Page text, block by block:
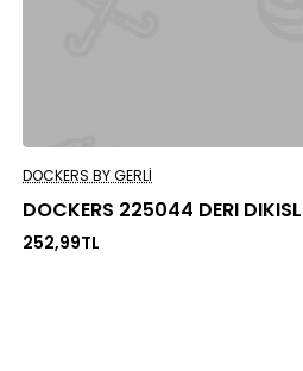
Stoklarda Yok
DOCKERS BY GERLI
252,99TL